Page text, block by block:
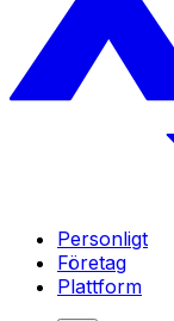
Personligt
Företag
Plattform